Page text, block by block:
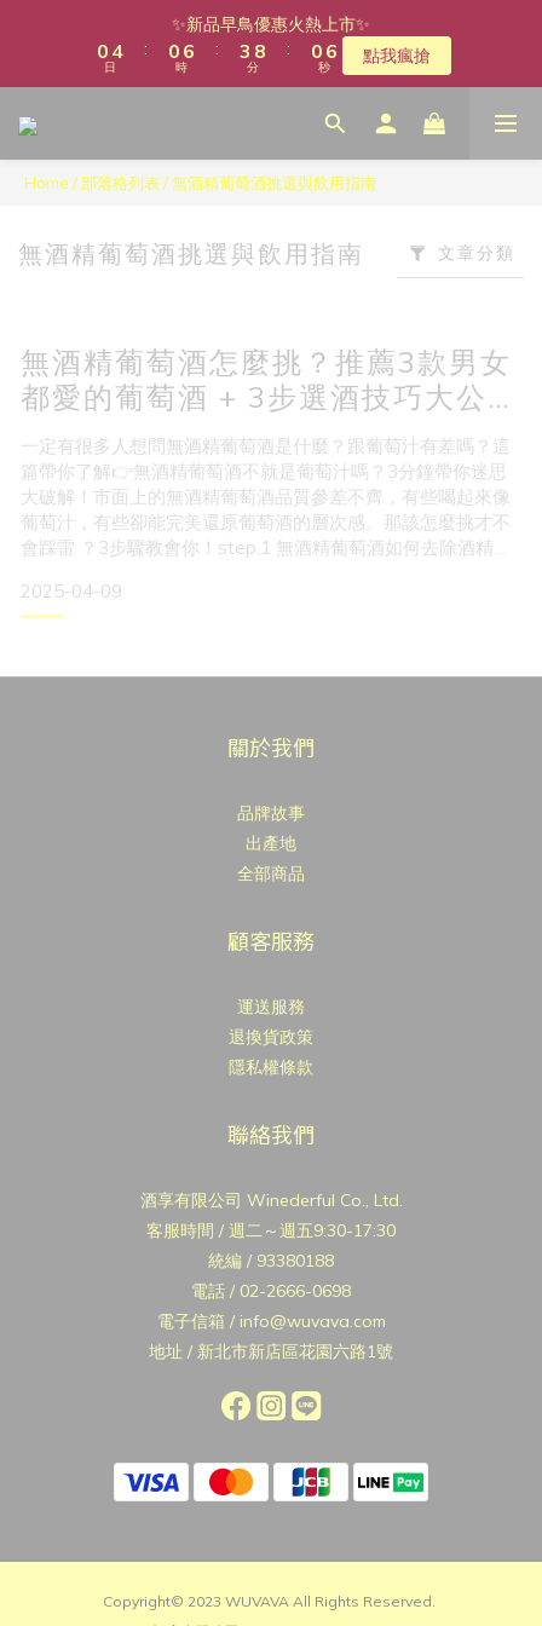
✨新品早鳥優惠火熱上市✨
0 4
3
0
日
:
1
0
7
6
5
2
1
時
:
4
3
2
9
8
7
4
3
1
0
分
:
1
0
7
6
5
3
2
1
秒
點我瘋搶
Home /部落格列表/無酒精葡萄酒挑選與飲用指南
無酒精葡萄酒挑選與飲用指南 文章分類
無酒精葡萄酒怎麼挑？推薦3款男女
都愛的葡萄酒 + 3步選酒技巧大公
開！
一定有很多人想問無酒精葡萄酒是什麼？跟葡萄汁有差嗎？這
篇帶你了解👉無酒精葡萄酒不就是葡萄汁嗎？3分鐘帶你迷思
大破解！市面上的無酒精葡萄酒品質參差不齊，有些喝起來像
葡萄汁，有些卻能完美還原葡萄酒的層次感。那該怎麼挑才不
會踩雷 ？3步驟教會你！step.1 無酒精葡萄酒如何去除酒精？
餾法特點：低溫環境去除酒精口感：保留較多原始香氣適合：
追求真實葡萄酒風味者 ②逆滲透法特點：通過半透膜過濾酒
點：
2025-04-09
關於我們
品牌故事
出產地
全部商品
顧客服務
運送服務
退換貨政策
隱私權條款
聯絡我們
酒享有限公司 Winederful Co., Ltd.
客服時間 / 週二～週五9:30-17:30
統編 / 93380188
電話 / 02-2666-0698
電子信箱 / info@wuvava.com
地址 / 新北市新店區花園六路1號
Copyright© 2023 WUVAVA All Rights Reserved.